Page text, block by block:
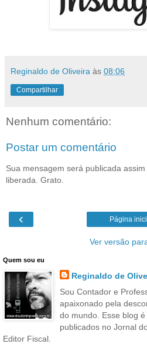
Reginaldo de Oliveira às 08:06
Compartilhar
Nenhum comentário:
Postar um comentário
Sua mensagem será publicada
liberada. Grato.
‹ Página
Ver versão
Quem sou eu
Reginaldo de
Sou Contador e
apaixonado pela
do mundo. Esse blog
publicados no Jornal
Editor Fiscal.